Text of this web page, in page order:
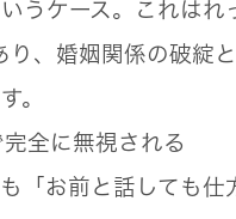
うケース。これはれ
り、婚姻関係の破綻
。
全に無視される
「お前と話しても仕